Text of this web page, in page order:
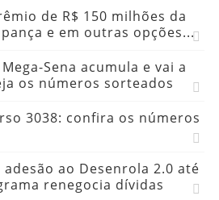
de R$ 150 milhões da
e em outras opções...
Sena acumula e vai a
os números sorteados
3038: confira os números
ao Desenrola 2.0 até
renegocia dívidas